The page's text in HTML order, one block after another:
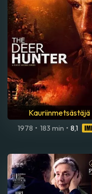
Kauriinmetsästäjä
1978 • 183 min • 8,1